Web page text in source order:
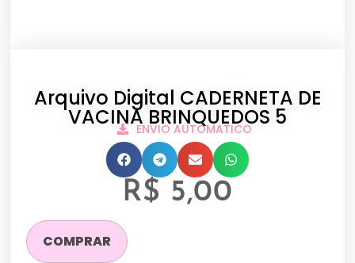
Arquivo Digital CADERNETA DE
VACINA BRINQUEDOS 5
ENVIO AUTOMATICO
R$ 5,00
COMPRAR